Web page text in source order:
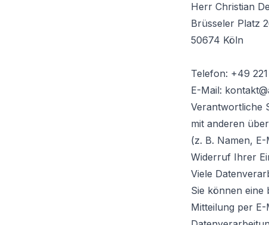
Herr Christian
Brüsseler Platz
50674 Köln
Telefon: +49
E-Mail:
Verantwortliche
mit anderen
(z. B. Namen,
Widerruf Ihrer
Viele
Sie können eine
Mitteilung per